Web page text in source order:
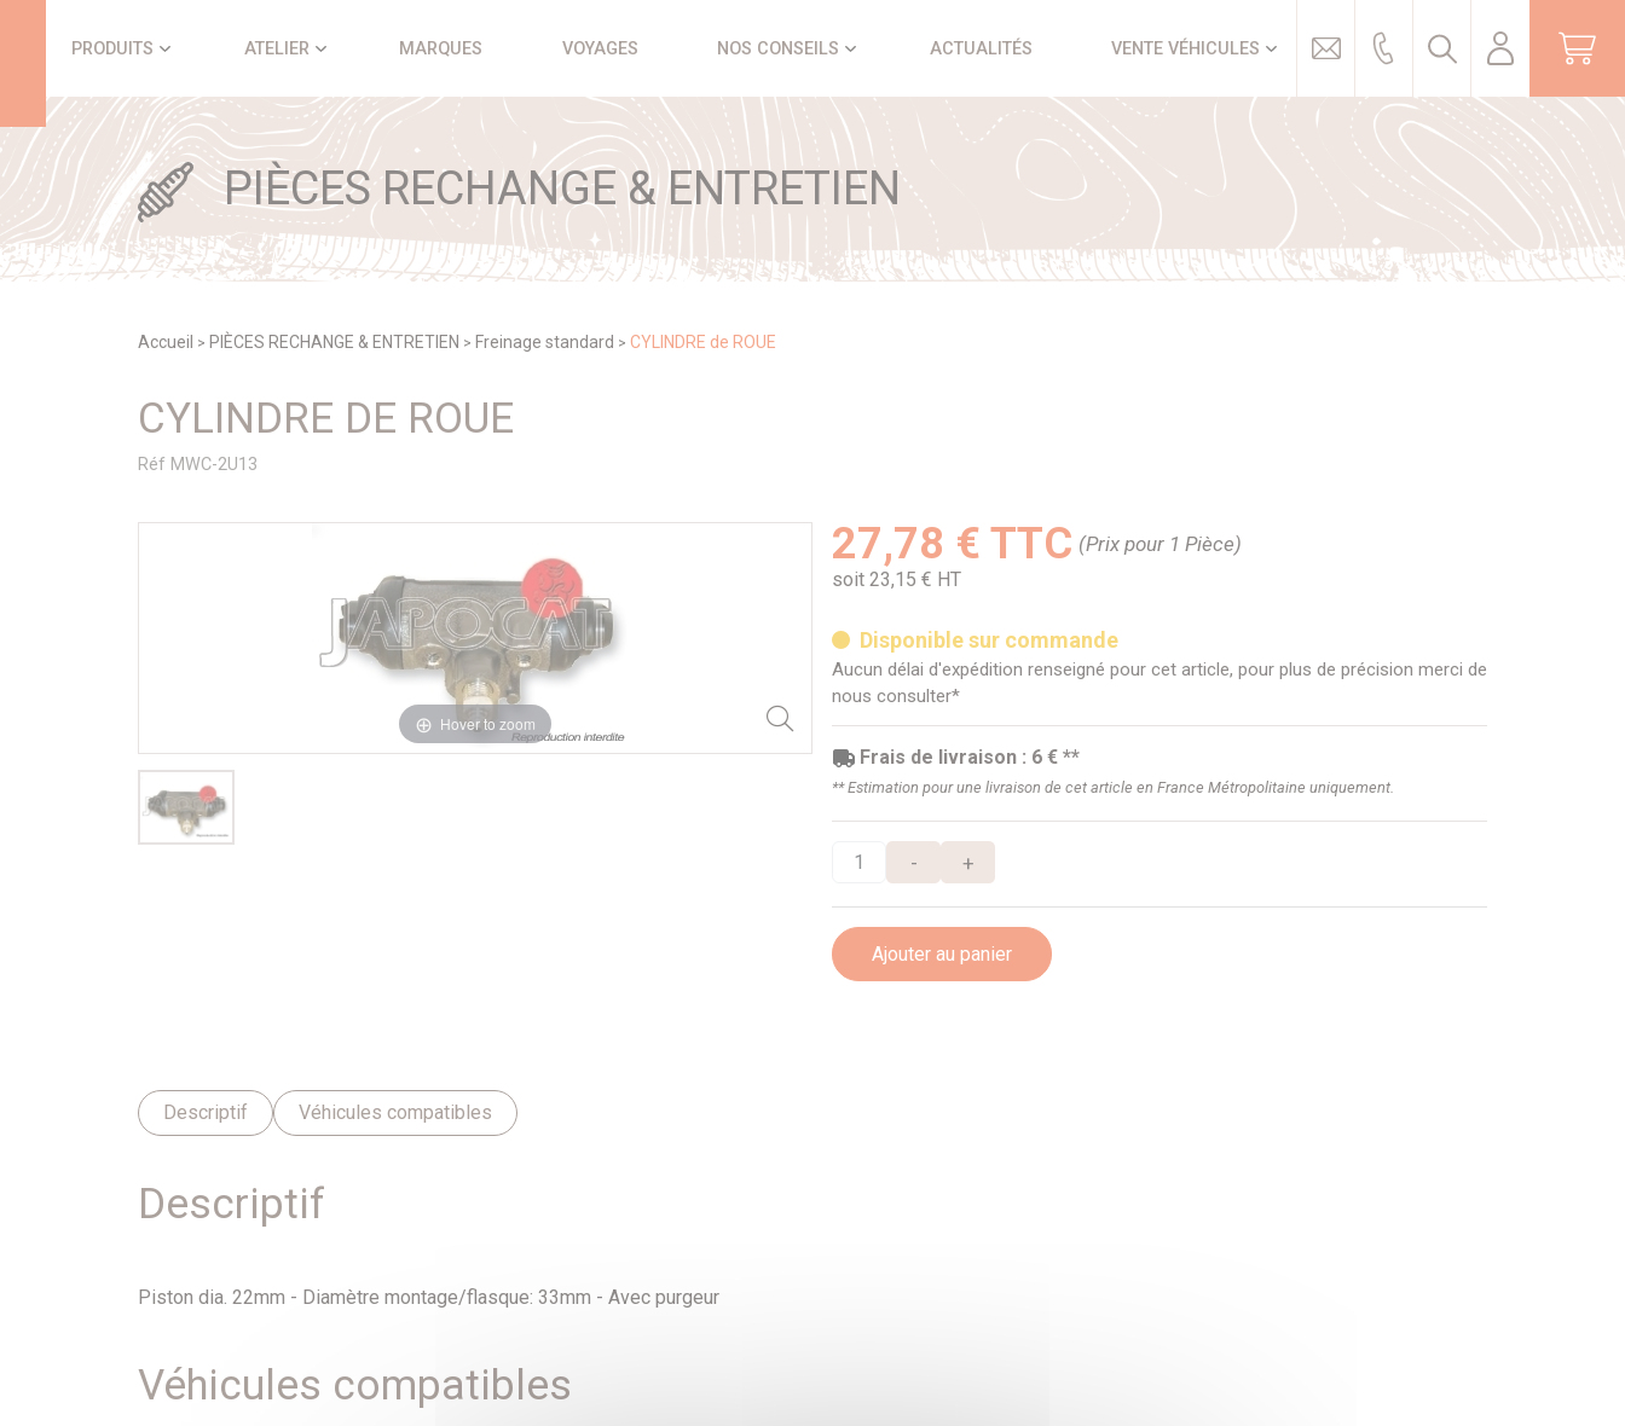
PRODUITS ATELIER MARQUES VOYAGES NOS CONSEILS ACTUALITÉS VENTE VÉHICULES
PIÈCES RECHANGE & ENTRETIEN
Accueil > PIÈCES RECHANGE & ENTRETIEN > Freinage standard > CYLINDRE de ROUE
CYLINDRE DE ROUE
Réf MWC-2U13
Hover to zoom
27,78 € TTC (Prix pour 1 Pièce)
soit 23,15 € HT
Disponible sur commande
Aucun délai d'expédition renseigné pour cet article, pour plus de précision merci de
nous consulter*
Frais de livraison : 6 € **
** Estimation pour une livraison de cet article en France Métropolitaine uniquement.
- +
Ajouter au panier
Descriptif Véhicules compatibles
Descriptif
Piston dia. 22mm - Diamètre montage/flasque: 33mm - Avec purgeur
Véhicules compatibles